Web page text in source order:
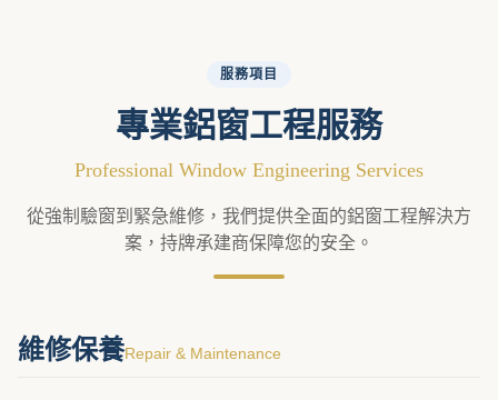
服務項目
專業鋁窗工程服務
Professional Window Engineering Services
從強制驗窗到緊急維修，我們提供全面的鋁窗工程解決方
案，持牌承建商保障您的安全。
維修保養Repair & Maintenance